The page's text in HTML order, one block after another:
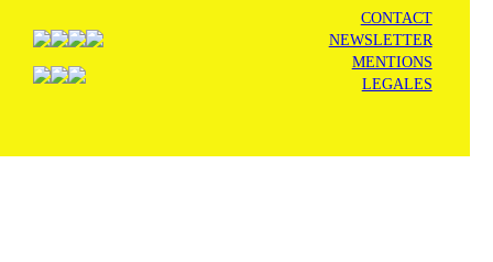
CONTACT
NEWSLETTER
MENTIONS
LEGALES